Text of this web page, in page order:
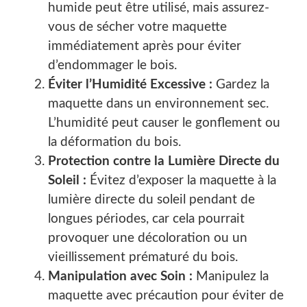
humide peut être utilisé, mais assurez-
vous de sécher votre maquette
immédiatement après pour éviter
d’endommager le bois.
Éviter l’Humidité Excessive : Gardez la
maquette dans un environnement sec.
L’humidité peut causer le gonflement ou
la déformation du bois.
Protection contre la Lumière Directe du
Soleil : Évitez d’exposer la maquette à la
lumière directe du soleil pendant de
longues périodes, car cela pourrait
provoquer une décoloration ou un
vieillissement prématuré du bois.
Manipulation avec Soin : Manipulez la
maquette avec précaution pour éviter de